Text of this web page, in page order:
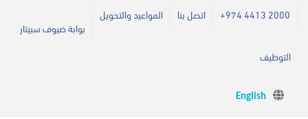
+974 4413 2000 اتصل بنا
المواعيد والتحويل
بوابة ضيوف سبيتار
التوظيف
English